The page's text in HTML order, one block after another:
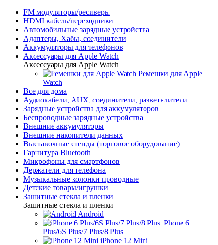
FM модуляторы/ресиверы
HDMI кабель/переходники
Автомобильные зарядные устройства
Адаптеры, Хабы, соединители
Аккумуляторы для телефонов
Аксессуары для Apple Watch
Аксессуары для Apple Watch
Ремешки для Apple
Watch
Все для дома
Аудиокабели, AUX, соединители, разветвлители
Зарядные устройства для аккумуляторов
Беспроводные зарядные устройства
Внешние аккумуляторы
Внешние накопители данных
Выставочные стенды (торговое оборудование)
Гарнитура Bluetooth
Микрофоны для смартфонов
Держатели для телефона
Музыкальные колонки проводные
Детские товары/игрушки
Защитные стекла и пленки
Защитные стекла и пленки
Android
iPhone 6
Plus/6S Plus/7 Plus/8 Plus
iPhone 12 Mini